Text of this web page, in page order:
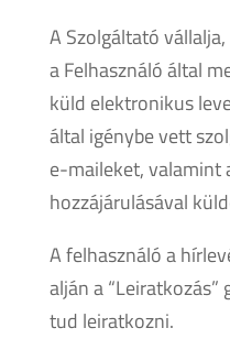
A Szolgáltató
a Felhasználó által
küld elektronikus
által igénybe vett
e-maileket, valamint
hozzájárulásával
A felhasználó a
alján a
tud leiratkozni.